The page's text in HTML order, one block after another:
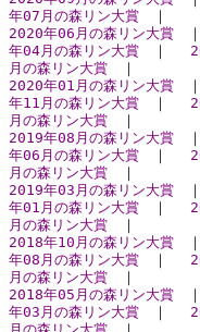
年07月の森リン大賞 ｜
2020年06月の森リン大賞
年04月の森リン大賞 ｜
月の森リン大賞 ｜
2020年01月の森リン大賞
年11月の森リン大賞 ｜
月の森リン大賞 ｜
2019年08月の森リン大賞
年06月の森リン大賞 ｜
月の森リン大賞 ｜
2019年03月の森リン大賞
年01月の森リン大賞 ｜
月の森リン大賞 ｜
2018年10月の森リン大賞
年08月の森リン大賞 ｜
月の森リン大賞 ｜
2018年05月の森リン大賞
年03月の森リン大賞 ｜